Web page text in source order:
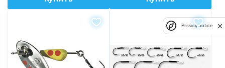
Privacy notice